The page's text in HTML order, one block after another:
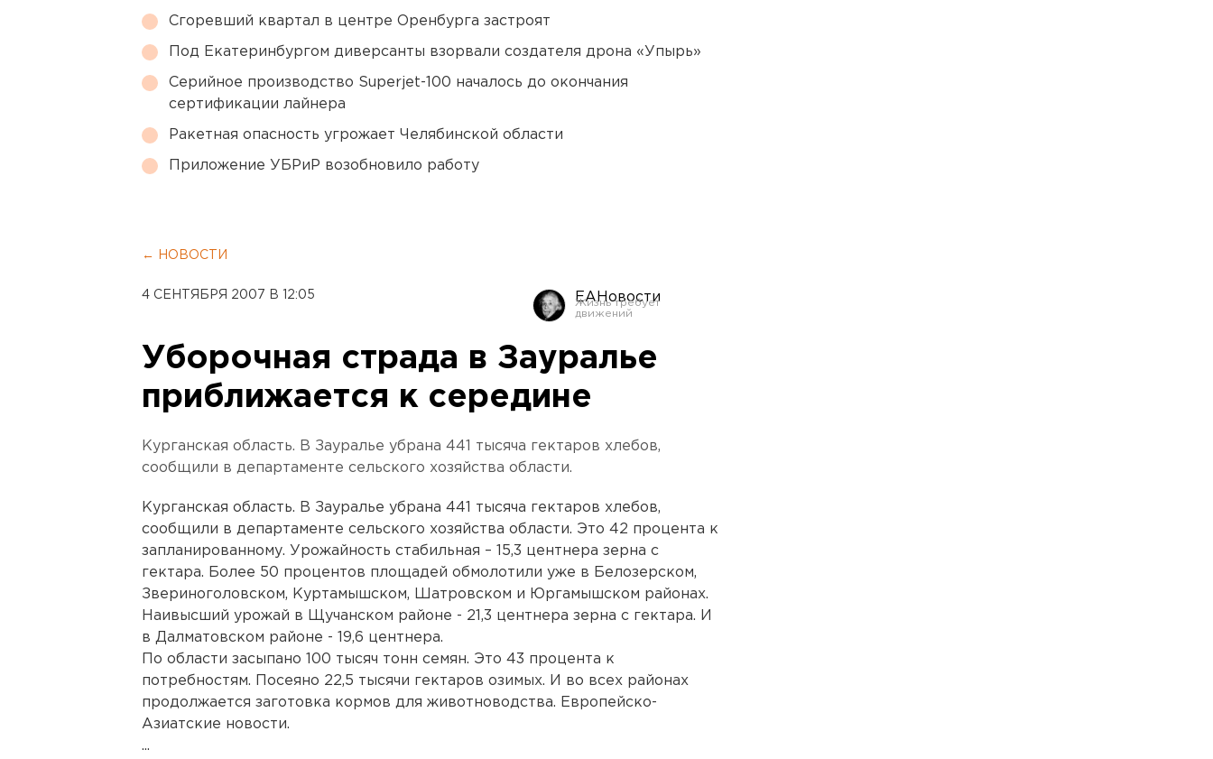
Сгоревший квартал в центре Оренбурга застроят
Под Екатеринбургом диверсанты взорвали создателя дрона «Упырь»
Серийное производство Superjet-100 началось до окончания
сертификации лайнера
Ракетная опасность угрожает Челябинской области
Приложение УБРиР возобновило работу
← НОВОСТИ
4 СЕНТЯБРЯ 2007 В 12:05 ЕАНовости
Уборочная страда в Зауралье
приближается к середине
Курганская область. В Зауралье убрана 441 тысяча гектаров хлебов,
сообщили в департаменте сельского хозяйства области.
Курганская область. В Зауралье убрана 441 тысяча гектаров хлебов,
сообщили в департаменте сельского хозяйства области. Это 42 процента к
запланированному. Урожайность стабильная – 15,3 центнера зерна с
гектара. Более 50 процентов площадей обмолотили уже в Белозерском,
Звериноголовском, Куртамышском, Шатровском и Юргамышском районах.
Наивысший урожай в Щучанском районе - 21,3 центнера зерна с гектара. И
в Далматовском районе - 19,6 центнера.
По области засыпано 100 тысяч тонн семян. Это 43 процента к
потребностям. Посеяно 22,5 тысячи гектаров озимых. И во всех районах
продолжается заготовка кормов для животноводства. Европейско-
Азиатские новости.
...